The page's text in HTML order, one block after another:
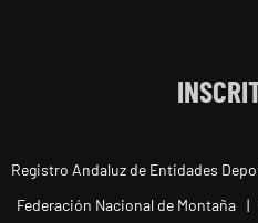
Registro Andaluz de Entidades
Federación Nacional de Montaña